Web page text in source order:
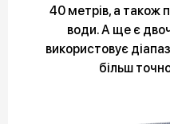
40 метрів, а також
води. А ще є
використовує
більш